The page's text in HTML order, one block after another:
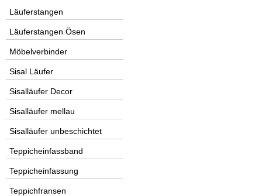
Läuferstangen
Läuferstangen Ösen
Möbelverbinder
Sisal Läufer
Sisalläufer Decor
Sisalläufer mellau
Sisalläufer unbeschichtet
Teppicheinfassband
Teppicheinfassung
Teppichfransen